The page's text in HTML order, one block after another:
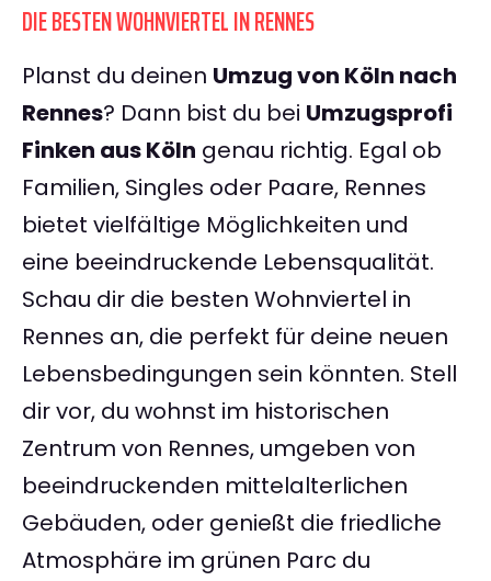
DIE BESTEN WOHNVIERTEL IN RENNES
Planst du deinen Umzug von Köln nach
Rennes? Dann bist du bei Umzugsprofi
Finken aus Köln genau richtig. Egal ob
Familien, Singles oder Paare, Rennes
bietet vielfältige Möglichkeiten und
eine beeindruckende Lebensqualität.
Schau dir die besten Wohnviertel in
Rennes an, die perfekt für deine neuen
Lebensbedingungen sein könnten. Stell
dir vor, du wohnst im historischen
Zentrum von Rennes, umgeben von
beeindruckenden mittelalterlichen
Gebäuden, oder genießt die friedliche
Atmosphäre im grünen Parc du